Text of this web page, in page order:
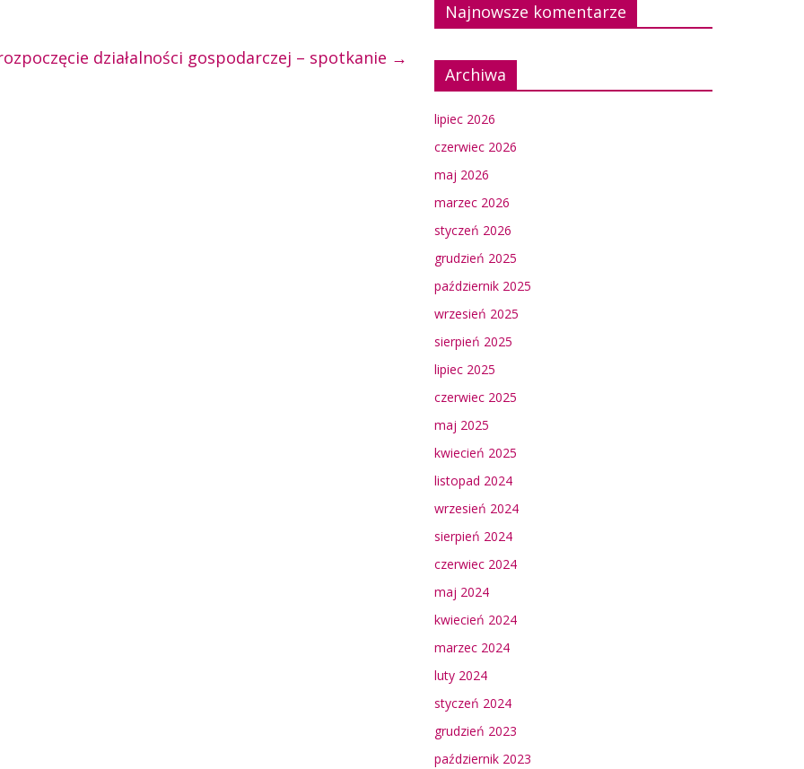
działalności gospodarczej – spotkanie →
Najnowsze komentarze
Archiwa
lipiec 2026
czerwiec 2026
maj 2026
marzec 2026
styczeń 2026
grudzień 2025
październik 2025
wrzesień 2025
sierpień 2025
lipiec 2025
czerwiec 2025
maj 2025
kwiecień 2025
listopad 2024
wrzesień 2024
sierpień 2024
czerwiec 2024
maj 2024
kwiecień 2024
marzec 2024
luty 2024
styczeń 2024
grudzień 2023
październik 2023